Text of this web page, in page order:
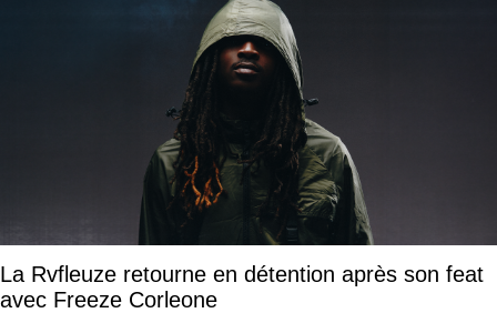
La Rvfleuze retourne en détention après son feat
avec Freeze Corleone